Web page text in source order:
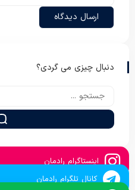
دنبال چیزی می گردی؟
اینستاگرام رادمان
کانال تلگرام رادمان